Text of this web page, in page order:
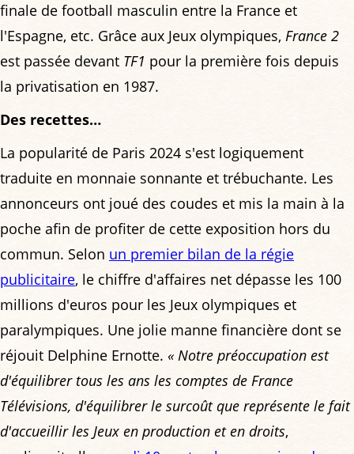
finale de football masculin entre la France et
l'Espagne, etc. Grâce aux Jeux olympiques, France 2
est passée devant TF1 pour la première fois depuis
la privatisation en 1987.
Des recettes…
La popularité de Paris 2024 s'est logiquement
traduite en monnaie sonnante et trébuchante. Les
annonceurs ont joué des coudes et mis la main à la
poche afin de profiter de cette exposition hors du
commun. Selon un premier bilan de la régie
publicitaire, le chiffre d'affaires net dépasse les 100
millions d'euros pour les Jeux olympiques et
paralympiques. Une jolie manne financière dont se
réjouit Delphine Ernotte. « Notre préoccupation est
d'équilibrer tous les ans les comptes de France
Télévisions, d'équilibrer le surcoût que représente le fait
d'accueillir les Jeux en production et en droits,